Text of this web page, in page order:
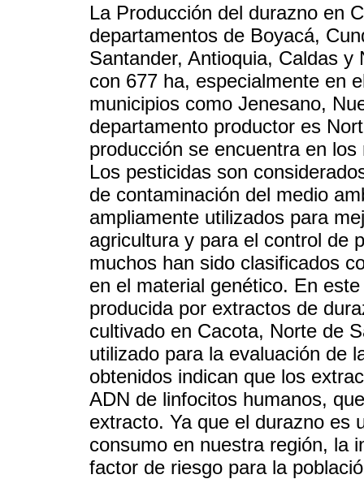
La Producción del durazno en
departamentos de Boyacá,
Santander, Antioquia, Caldas
con 677 ha, especialmente en
municipios como Jenesano,
departamento productor es
producción se encuentra en
Los pesticidas son
de contaminación del medio
ampliamente utilizados para
agricultura y para el control de
muchos han sido clasificados
en el material genético. En
producida por extractos de
cultivado en Cacota, Norte de
utilizado para la evaluación de
obtenidos indican que los
ADN de linfocitos humanos,
extracto. Ya que el durazno es
consumo en nuestra región, la
factor de riesgo para la